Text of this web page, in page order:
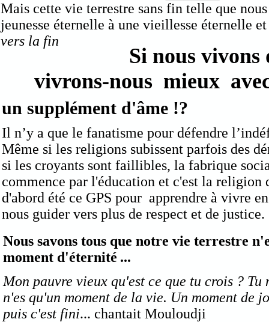
Mais cette vie terrestre sans fin telle que
jeunesse éternelle à une vieillesse éternelle
vers la fin
Nous savons tous que notre vie terrestre
moment d'éternité ...
un supplément d'âme !?
Il n’y a que le fanatisme pour défendre
Même si les religions subissent parfois des
si les croyants sont faillibles, la fabrique
commence par l'éducation et c'est la religion
d'abord été ce GPS pour apprendre à vivre
nous guider vers plus de respect et de justice.
Si nous
vivrons-nous mieux
Mon pauvre vieux qu'est ce que tu crois ?
n'es qu'un moment de la vie. Un moment de
puis c'est fini... chantait Mouloudji